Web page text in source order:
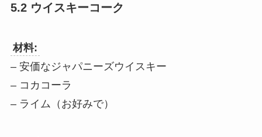
5.2 ウイスキーコーク
材料:
– 安価なジャパニーズウイスキー
– コカコーラ
– ライム（お好みで）